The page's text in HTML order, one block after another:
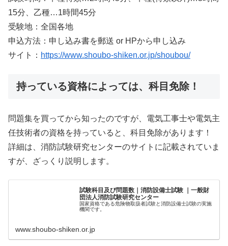
15分、乙種…1時間45分
受験地：全国各地
申込方法：申し込み書を郵送 or HPから申し込み
サイト： https://www.shoubo-shiken.or.jp/shoubou/
持っている資格によっては、科目免除！
問題集を買ってから知ったのですが、電気工事士や電気主
任技術者の資格を持っていると、科目免除があります！
詳細は、消防試験研究センターのサイトに記載されていま
すが、ざっくり説明します。
試験科目及び問題数｜消防設備士試験 ｜一般財
団法人消防試験研究センター
国家資格である危険物取扱者試験と消防設備士試験の実施
機関です。
www.shoubo-shiken.or.jp